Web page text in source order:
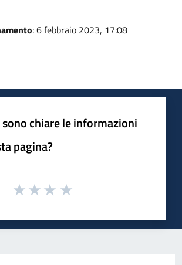
: 6 febbraio 2023, 17:08
chiare le informazioni
pagina?